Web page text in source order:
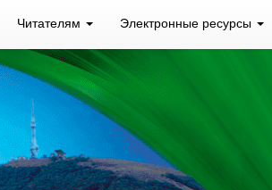
Читателям Электронные ресурсы